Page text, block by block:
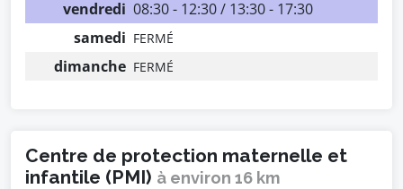
vendredi 08:30 - 12:30 / 13:30 - 17:30
samedi FERMÉ
dimanche FERMÉ
Centre de protection maternelle et
infantile (PMI) à environ 16 km